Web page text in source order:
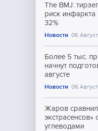
The BMJ:
риск инфаркта
32%
Новости 06
Более 5 тыс.
начнут
августе
Новости 06
Жаров сравнил
углеводами